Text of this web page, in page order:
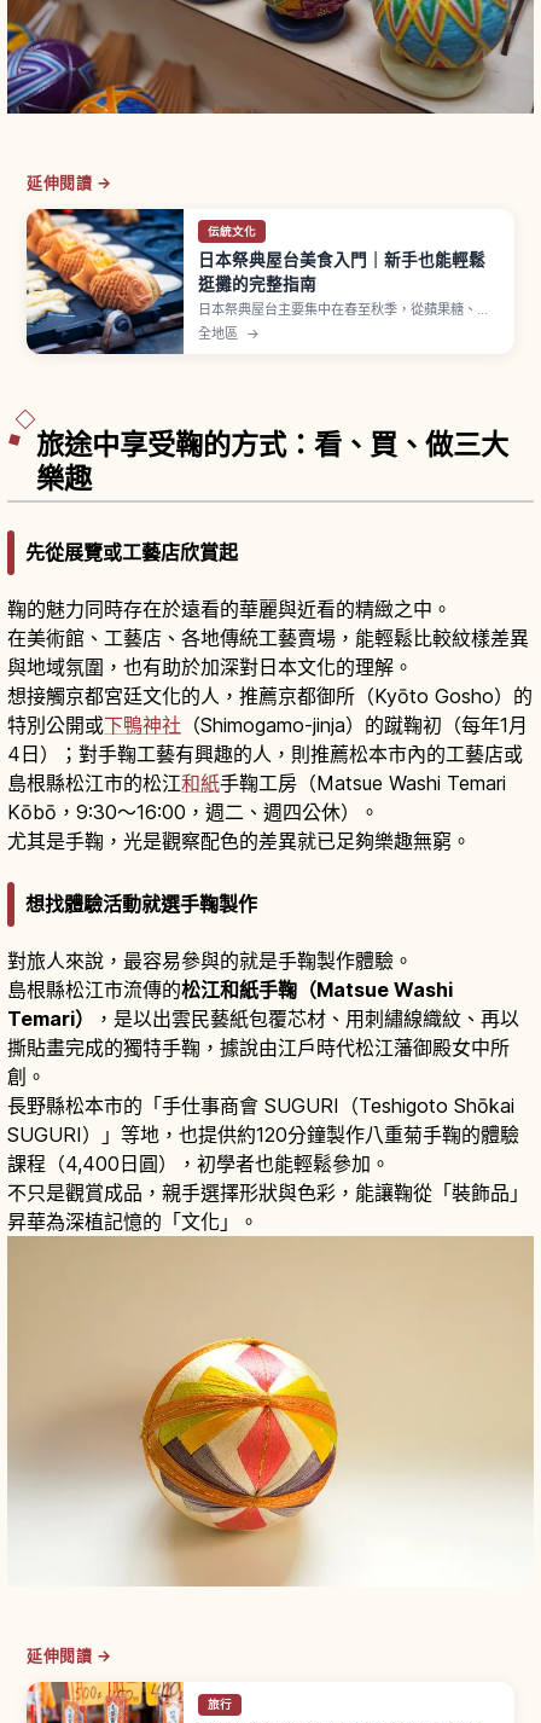
延伸閱讀 →
伝統文化
日本祭典屋台美食入門｜新手也能輕鬆
逛攤的完整指南
日本祭典屋台主要集中在春至秋季，從蘋果糖、日
式炒麵、雞蛋糕球、刨冰到章魚燒等經典美食一字
全地區 →
旅途中享受鞠的方式：看、買、做三大
樂趣
先從展覽或工藝店欣賞起
鞠的魅力同時存在於遠看的華麗與近看的精緻之中。
在美術館、工藝店、各地傳統工藝賣場，能輕鬆比較紋樣差異
與地域氛圍，也有助於加深對日本文化的理解。
想接觸京都宮廷文化的人，推薦京都御所（Kyōto Gosho）的
特別公開或下鴨神社 （Shimogamo-jinja）的蹴鞠初（每年1月
4日）；對手鞠工藝有興趣的人，則推薦松本市內的工藝店或
島根縣松江市的松江和紙手鞠工房（Matsue Washi Temari
Kōbō，9:30〜16:00，週二、週四公休）。
尤其是手鞠，光是觀察配色的差異就已足夠樂趣無窮。
想找體驗活動就選手鞠製作
對旅人來說，最容易參與的就是手鞠製作體驗。
島根縣松江市流傳的松江和紙手鞠（Matsue Washi
Temari）
，是以出雲民藝紙包覆芯材、用刺繡線織紋、再以
撕貼畫完成的獨特手鞠，據說由江戶時代松江藩御殿女中所
創。
長野縣松本市的「手仕事商會 SUGURI（Teshigoto Shōkai
SUGURI）」等地，也提供約120分鐘製作八重菊手鞠的體驗
課程（4,400日圓），初學者也能輕鬆參加。
不只是觀賞成品，親手選擇形狀與色彩，能讓鞠從「裝飾品」
昇華為深植記憶的「文化」。
延伸閱讀 →
旅行